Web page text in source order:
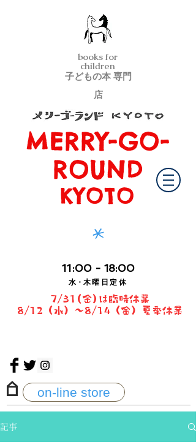
子どもの本 専門
店
books for
children
メリーゴーランド京都
MERRY-GO-
ROUND
KYOTO
*
11 :00 - 18:00
水・ 木曜日定休
7/31(金)は臨時休業
8/12（水）〜8/14（金）夏季休業
on-line store
記事